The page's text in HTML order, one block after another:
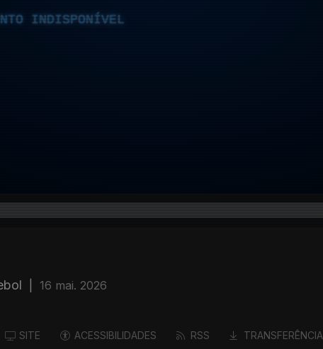
INDISPONÍVEL
16 mai. 2026
SITE ACESSIBILIDADES RSS TRANSFERÊNCIA